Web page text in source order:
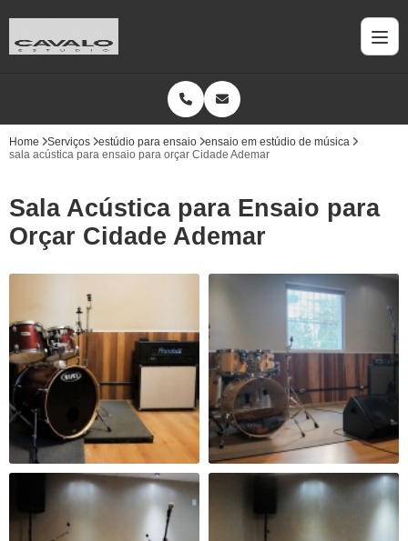
Home Serviços estúdio para ensaio
ensaio em estúdio de música
sala acústica para ensaio para orçar Cidade Ademar
Sala Acústica para Ensaio para
Orçar Cidade Ademar